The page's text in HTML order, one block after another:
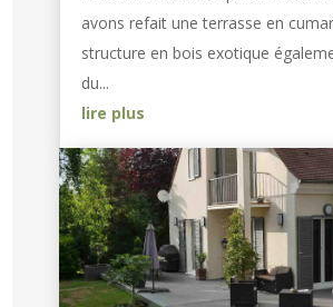
avons refait une terrasse en
structure en bois exotique
du...
lire plus